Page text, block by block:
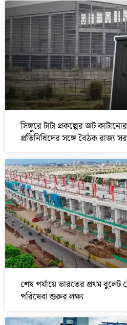
সিঙ্গুরে টাটা প্রকল্পের জট
প্রতিনিধিদের সঙ্গে বৈঠক রাজ্য
শেষ পর্যায়ে ভারতের প্রথম বুলেট
পরিষেবা শুরুর লক্ষ্য